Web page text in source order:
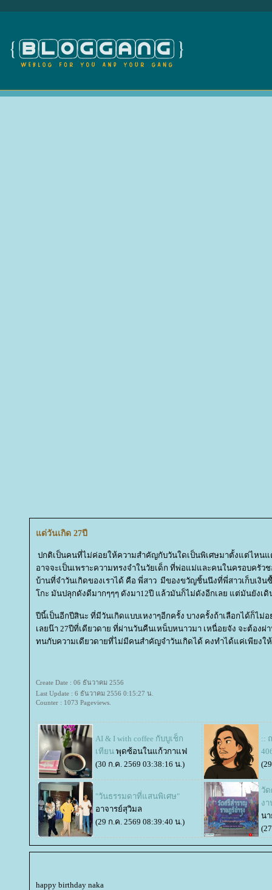
ด่วันเกิด 27ปี
ปกติเป็นคนที่ไม่ค่อยให้ความสำคัญกับวันใดเป็นพิเศษมาตั้งแต่ไหนแ
อาจจะเป็นเพราะความทรงจำในวัยเด็ก ที่พ่อแม่และคนในครอบครัว
บ้านที่จำวันเกิดของเราได้ คือ พี่สาว มีของขวัญชิ้นนึงที่พี่สาวเก็บเงิ
กะ มันปลุกดังดีมากๆๆๆ ดังมา12ปี แล้วมันก็ไม่ดังอีกเลย แต่มันยังเดิ
ปีนี้เป็นอีกปีสินะ ที่มีวันเกิดแบบเหงาๆอีกครั้ง บางครั้งถ้าเลือกได้ก็ไม่
เลยน๊า 27ปีที่เดียวดาย ที่ผ่านวันคืนเหน็บหนาวมา เหนื่อยจัง จะต้องผ่
ทนกับความเดียวดายที่ไม่มีคนสำคัญจำวันเกิดได้ คงทำได้แค่เพียงใ
Create Date : 06 ธันวาคม 2556
Last Update : 6 ธันวาคม 2556 0:15:27 น.
Counter : 1073 Pageviews.
AI & I with coffee กับบูเช็ก
เทียน พุดซ้อนในแก้วกาแฟ
(30 ก.ค. 2569 03:38:16 น.)
::
"วันธรรมดาที่แสนพิเศษ"
อาจารย์สุวิมล
(29 ก.ค. 2569 08:39:40 น.)
วั
ง
น
happy birthday naka